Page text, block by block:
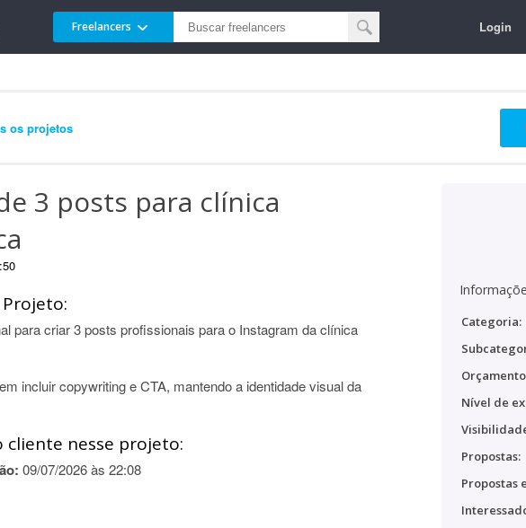
Freelancers Login
os projetos
3 posts para clínica
para criar 3 posts profissionais para o Instagram da clínica
incluir copywriting e CTA, mantendo a identidade visual da
cliente nesse projeto:
09/07/2026 às 22:08
Categoria:
Nível de
Propostas:
Propostas